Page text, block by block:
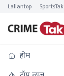
Lallantop SportsTak
होम